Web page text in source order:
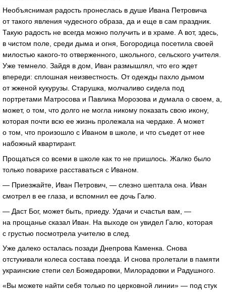
Необъяснимая радость пронеслась в душе Ивана Петровича
от такого явления чудесного образа, да и еще в сам праздник.
Такую радость не всегда можно получить и в храме. А вот, здесь,
в чистом поле, среди дыма и огня, Богородица посетила своей
милостью какого-то отверженного, школьного, сельского учителя.
Уже темнело. Зайдя в дом, Иван размышлял, что его ждет
впереди: сплошная неизвестность. От одежды пахло дымом
от жженой кукурузы. Старушка, молчаливо сидела под
портретами Матросова и Павлика Морозова и думала о своем, а,
может, о том, что долго не могла никому показать свою икону,
которая почти всю ее жизнь пролежала на чердаке. А может
о том, что произошло с Иваном в школе, и что съедет от нее
набожный квартирант.
Прощаться со всеми в школе как то не пришлось. Жалко было
только поварихе расставаться с Иваном.
— Приезжайте, Иван Петрович, — слезно шептала она. Иван
смотрел в ее глаза, и вспомнил ее дочь Галю.
— Даст Бог, может быть, приеду. Удачи и счастья вам, —
на прощанье сказал Иван. На выходе он увидел Галю, которая
с грустью посмотрела учителю в след.
Уже далеко осталась позади Днепрова Каменка. Снова
отстукивали колеса состава поезда. И снова пролетали в памяти
украинские степи сел Божедаровки, Милорадовки и Радушного.
«Вы можете найти себя только по церковной линии» — под стук